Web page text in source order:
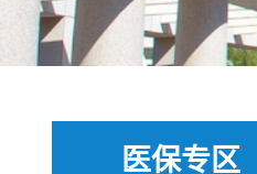
医保专区